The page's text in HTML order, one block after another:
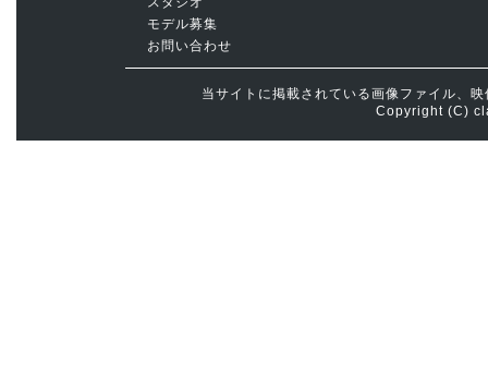
モデル募集
お問い合わせ
当サイトに掲載されている画像ファイル、
Copyright (C)